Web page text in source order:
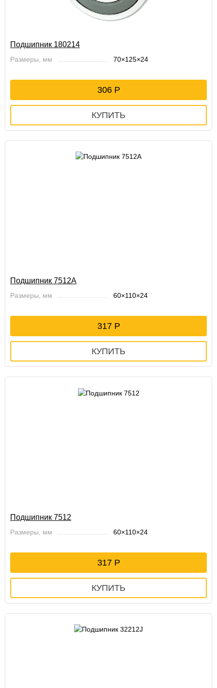
Подшипник 180214
Размеры, мм 70×125×24
306
Подшипник 7512А
Размеры, мм 60×110×24
317
Подшипник 7512
Размеры, мм 60×110×24
317